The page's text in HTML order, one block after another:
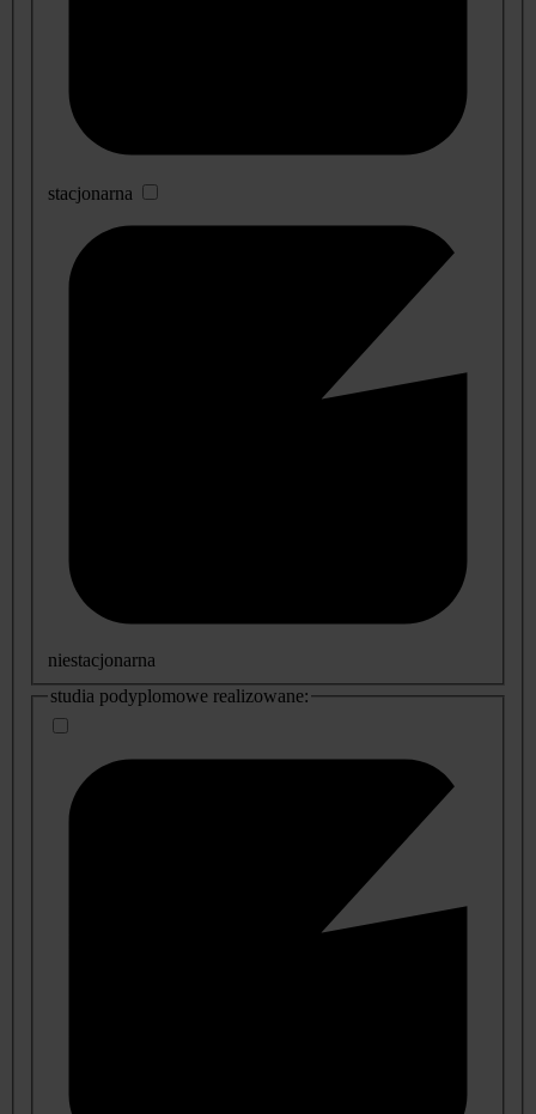
stacjonarna
niestacjonarna
studia podyplomowe realizowane: